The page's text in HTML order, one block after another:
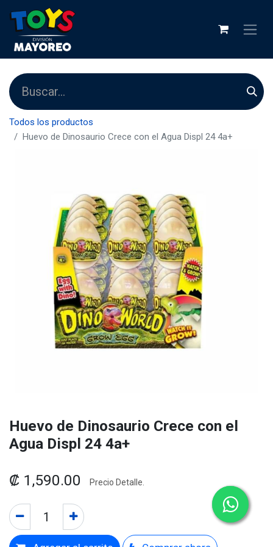
Todos los productos
Huevo de Dinosaurio Crece con el Agua Displ 24 4a+
Huevo de Dinosaurio Crece con el
Agua Displ 24 4a+
₡ 1,590.00 Precio Detalle.